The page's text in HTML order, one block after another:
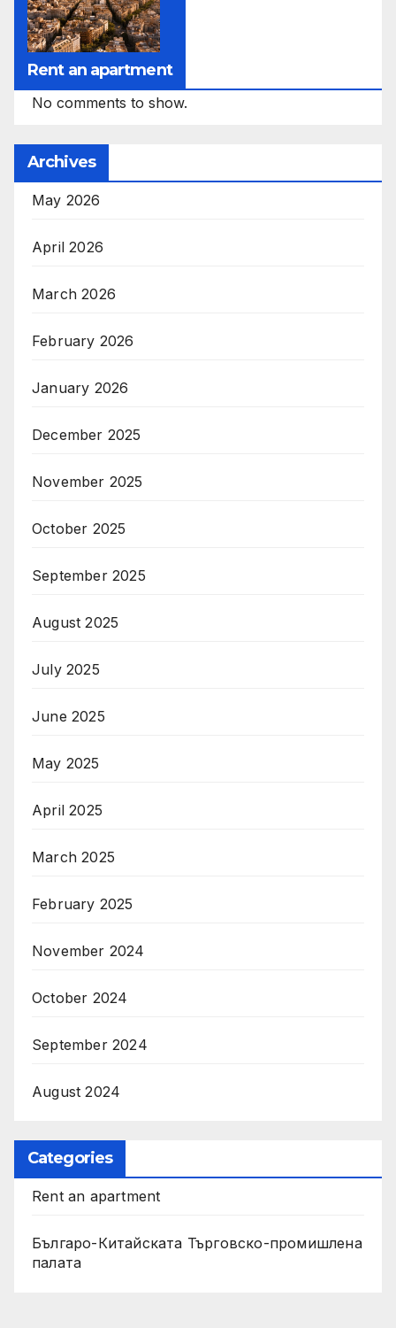
Rent an apartment
No comments to show.
Archives
May 2026
April 2026
March 2026
February 2026
January 2026
December 2025
November 2025
October 2025
September 2025
August 2025
July 2025
June 2025
May 2025
April 2025
March 2025
February 2025
November 2024
October 2024
September 2024
August 2024
Categories
Rent an apartment
Българо-Китайската Търговско-промишлена
палата